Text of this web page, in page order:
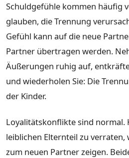
Schuldgefühle kommen häufig
glauben, die Trennung
Gefühl kann auf die neue
Partner übertragen werden.
Äußerungen ruhig auf,
und wiederholen Sie: Die
der Kinder.
Loyalitätskonflikte sind normal.
leiblichen Elternteil zu verraten,
zum neuen Partner zeigen.